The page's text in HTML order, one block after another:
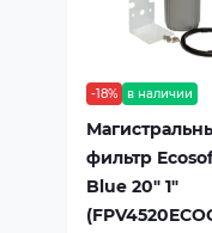
-18% в наличии
фильтр
Blue 20" 1"